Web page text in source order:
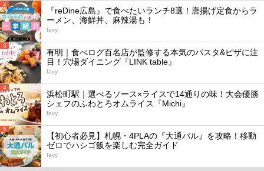
2
『reDine広島』で食べたいランチ8選！唐揚げ定食からラ
ーメン、海鮮丼、麻辣湯も！
favy
3
有明｜食べログ百名店が監修する本気のパスタ&ピザに注
目！穴場ダイニング『LINK table』
favy
4
浜松町駅｜選べるソース×ライスで14通りの味！大会優勝
シェフのふわとろオムライス『Michi』
favy
5
【初心者必見】札幌・4PLAの『大通バル』を攻略！移動
ゼロでハシゴ飯を楽しむ完全ガイド
favy